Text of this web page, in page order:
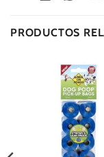
PRODUCTOS